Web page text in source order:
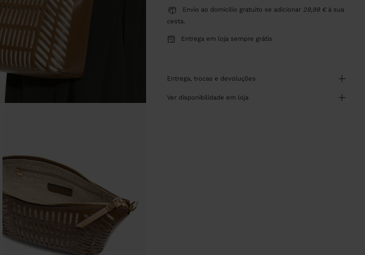
Envio ao domicílio gratuito se adicionar 29,99 €à sua
cesta.
Entrega em loja sempre grátis
entrega, trocas e devoluções
ver disponibilidade em loja